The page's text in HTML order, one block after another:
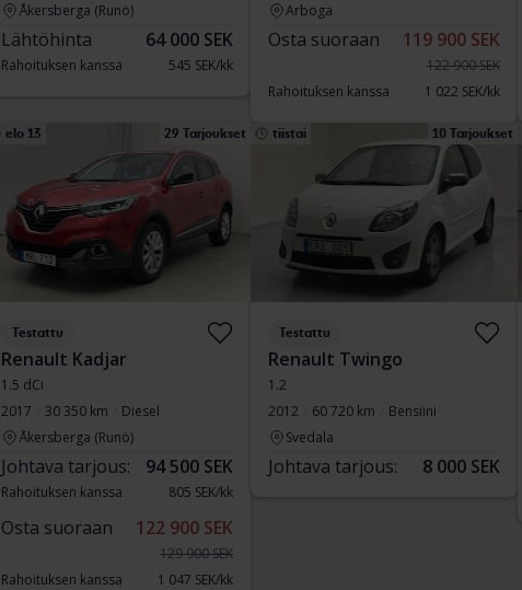
Åkersberga (Runö)
Lähtöhinta 64 000 SEK
Rahoituksen kanssa 545 SEK/kk
Arboga
Osta suoraan 119 900 SEK
122 900 SEK
Rahoituksen kanssa
1 022 SEK/kk
elo 13 29 Tarjoukset
Testattu
Renault Kadjar
1.5 dCi
2017
30 350 km
Diesel
Åkersberga (Runö)
Johtava tarjous: 94 500 SEK
Rahoituksen kanssa 805 SEK/kk
Osta suoraan 122 900 SEK
129 900 SEK
Rahoituksen kanssa
1 047 SEK/kk
tiistai 10 Tarjoukset
Testattu
Renault Twingo
1.2
2012
60 720 km
Bensiini
Svedala
Johtava tarjous: 8 000 SEK